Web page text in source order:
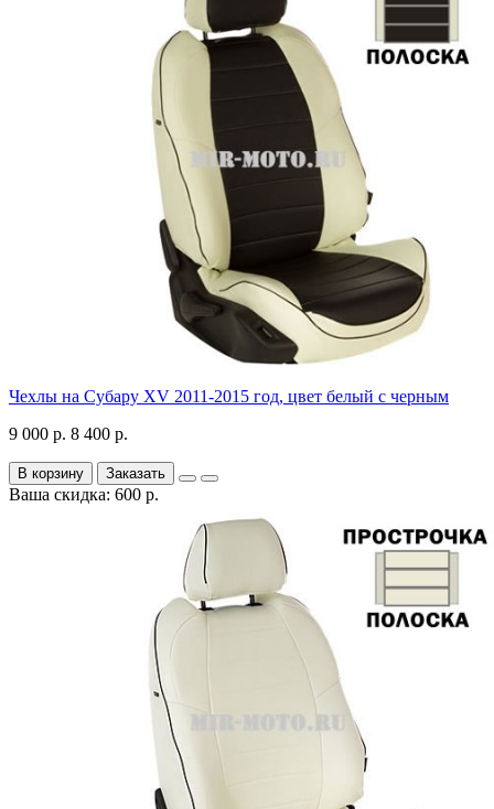
Чехлы на Субару XV 2011-2015 год, цвет белый с черным
9 000 р. 8 400 р.
В корзину Заказать
Ваша скидка: 600 р.